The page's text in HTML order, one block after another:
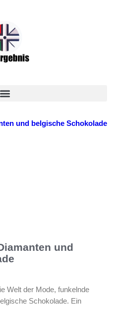
und
Welt der Mode, funkelnde
Schokolade. Ein